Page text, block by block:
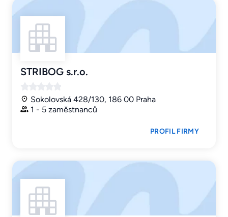
STRIBOG s.r.o.
Sokolovská 428/130, 186 00 Praha
1 - 5 zaměstnanců
PROFIL FIRMY